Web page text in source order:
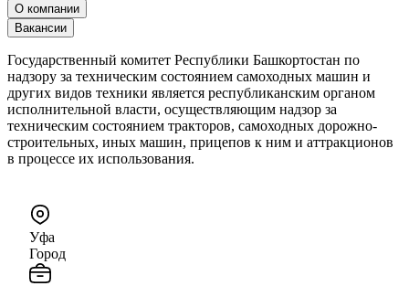
О компании
Вакансии
Государственный комитет Республики Башкортостан по
надзору за техническим состоянием самоходных машин и
других видов техники является республиканским органом
исполнительной власти, осуществляющим надзор за
техническим состоянием тракторов, самоходных дорожно-
строительных, иных машин, прицепов к ним и аттракционов
в процессе их использования.
Уфа
Город